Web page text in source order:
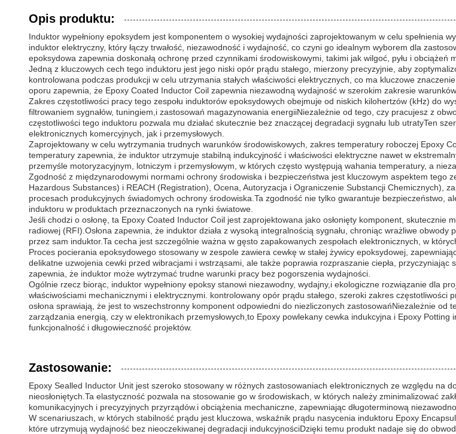
Opis produktu:
Induktor wypełniony epoksydem jest komponentem o wysokiej wydajności zaprojektowanym w celu spełnienia
induktor elektryczny, który łączy trwałość, niezawodność i wydajność, co czyni go idealnym wyborem dla
epoksydowa zapewnia doskonałą ochronę przed czynnikami środowiskowymi, takimi jak wilgoć, pyłu i obciążeń
Jedną z kluczowych cech tego induktoru jest jego niski opór prądu stałego, mierzony precyzyjnie, aby
kontrolowana podczas produkcji w celu utrzymania stałych właściwości elektrycznych, co ma kluczowe
oporu zapewnia, że Epoxy Coated Inductor Coil zapewnia niezawodną wydajność w szerokim zakresie
Zakres częstotliwości pracy tego zespołu induktorów epoksydowych obejmuje od niskich kilohertzów (kHz) do
filtrowaniem sygnałów, tuningiem,i zastosowań magazynowania energiiNiezależnie od tego, czy pracujesz z
częstotliwości tego induktoru pozwala mu działać skutecznie bez znaczącej degradacji sygnału lub utratyTen
elektronicznych komercyjnych, jak i przemysłowych.
Zaprojektowany w celu wytrzymania trudnych warunków środowiskowych, zakres temperatury roboczej Epoxy
temperatury zapewnia, że induktor utrzymuje stabilną indukcyjność i właściwości elektryczne nawet w
przemyśle motoryzacyjnym, lotniczym i przemysłowym, w których często występują wahania temperatury, a
Zgodność z międzynarodowymi normami ochrony środowiska i bezpieczeństwa jest kluczowym aspektem tego
Hazardous Substances) i REACH (Registration), Ocena, Autoryzacja i Ograniczenie Substancji Chemicznych),
procesach produkcyjnych świadomych ochrony środowiska.Ta zgodność nie tylko gwarantuje bezpieczeństwo,
induktoru w produktach przeznaczonych na rynki światowe.
Jeśli chodzi o osłonę, ta Epoxy Coated Inductor Coil jest zaprojektowana jako osłonięty komponent, skutecznie
radiowej (RFI).Osłona zapewnia, że induktor działa z wysoką integralnością sygnału, chroniąc wrażliwe
przez sam induktor.Ta cecha jest szczególnie ważna w gęsto zapakowanych zespołach elektronicznych, w
Proces pocierania epoksydowego stosowany w zespole zawiera cewkę w stałej żywicy epoksydowej,
delikatne uzwojenia cewki przed wibracjami i wstrząsami, ale także poprawia rozpraszanie ciepła,
zapewnia, że induktor może wytrzymać trudne warunki pracy bez pogorszenia wydajności.
Ogólnie rzecz biorąc, induktor wypełniony epoksy stanowi niezawodny, wydajny,i ekologiczne rozwiązanie dla
właściwościami mechanicznymi i elektrycznymi. kontrolowany opór prądu stałego, szeroki zakres
osłona sprawiają, że jest to wszechstronny komponent odpowiedni do niezliczonych zastosowańNiezależnie
zarządzania energią, czy w elektronikach przemysłowych,to Epoxy powlekany cewka indukcyjna i Epoxy
funkcjonalność i długowieczność projektów.
Zastosowanie:
Epoxy Sealled Inductor Unit jest szeroko stosowany w różnych zastosowaniach elektronicznych ze względu na
nieosłoniętych.Ta elastyczność pozwala na stosowanie go w środowiskach, w których należy zminimalizować
komunikacyjnych i precyzyjnych przyrządów.i obciążenia mechaniczne, zapewniając długoterminową
W scenariuszach, w których stabilność prądu jest kluczowa, wskaźnik prądu nasycenia induktoru Epoxy
które utrzymują wydajność bez nieoczekiwanej degradacji indukcyjnościDzięki temu produkt nadaje się do